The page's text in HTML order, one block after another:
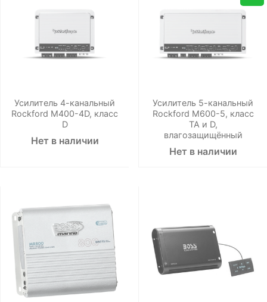
Усилитель 4-канальный
Rockford M400-4D, класс
D
Нет в наличии
Усилитель 5-канальный
Rockford M600-5, класс
ТА и D,
влагозащищённый
Нет в наличии